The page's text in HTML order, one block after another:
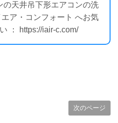
の天井吊下形エアコンの洗
ア・コンフォート へお気
： https://iair-c.com/
次のページ